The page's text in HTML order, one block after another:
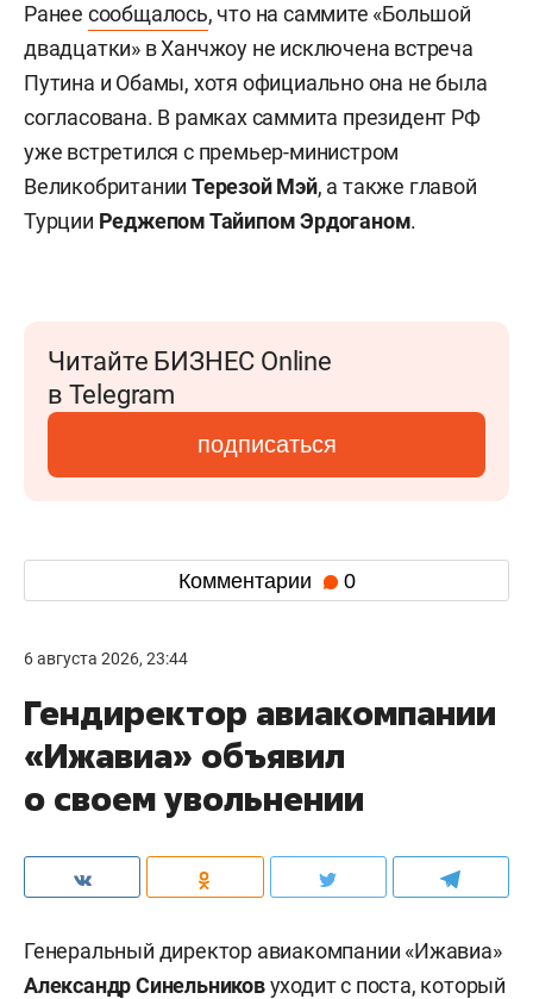
Ранее сообщалось, что на саммите «Большой
двадцатки» в Ханчжоу не исключена встреча
Путина и Обамы, хотя официально она не была
согласована. В рамках саммита президент РФ
уже встретился с премьер-министром
ВеликобританииТерезой Мэй, а также главой
Турции Реджепом Тайипом Эрдоганом.
Читайте БИЗНЕС Online
в Telegram
подписаться
Комментарии 0
6 августа 2026, 23:44
Гендиректор авиакомпании
«Ижавиа» объявил
о своем увольнении
Генеральный директор авиакомпании «Ижавиа»
Александр Синельниковуходит с поста, который